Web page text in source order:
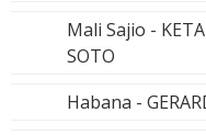
Mali Sajio -
SOTO
Habana -